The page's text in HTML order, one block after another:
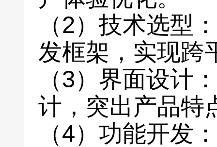
（2）技术选型
发框架，实现跨
（3）界面设计
计，突出产品特
（4）功能开发